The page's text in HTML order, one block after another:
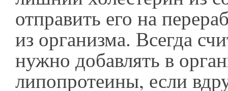
отправить его на
из организма. Всегда
нужно добавлять в
липопротеины, если